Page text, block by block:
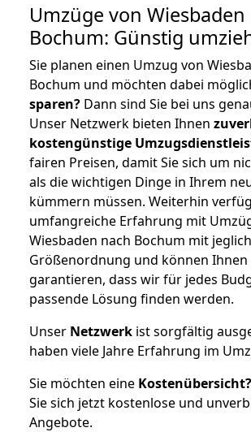
Umzüge von Wiesbaden
Bochum: Günstig
Sie planen einen Umzug von
Bochum und möchten dabei
sparen? Dann sind Sie bei uns
Unser Netzwerk bieten Ihnen
kostengünstige
fairen Preisen, damit Sie sich um
als die wichtigen Dinge in Ihrem
kümmern müssen. Weiterhin
umfangreiche Erfahrung mit
Wiesbaden nach Bochum mit
Größenordnung und können
garantieren, dass wir für jedes
passende Lösung finden werden.
Unser Netzwerk ist sorgfältig
haben viele Jahre Erfahrung im
Sie möchten eine Kostenübersicht?
Sie sich jetzt kostenlose und
Angebote.